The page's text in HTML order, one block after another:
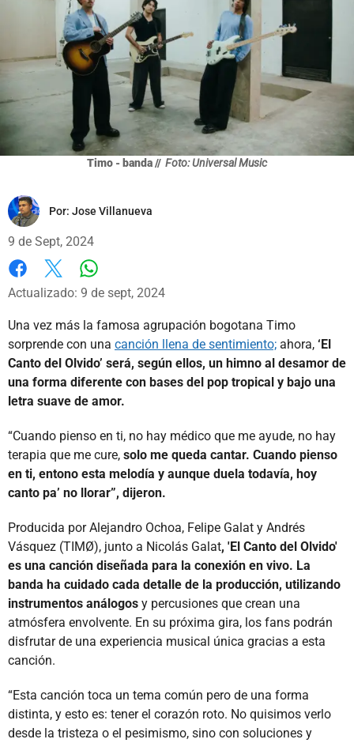
Timo - banda // Foto: Universal Music
Por: Jose Villanueva
9 de Sept, 2024
Facebook
X
Actualizado: 9 de sept, 2024
Una vez más la famosa agrupación bogotana Timo
sorprende con una canción llena de sentimiento; ahora, ‘El
Canto del Olvido’ será, según ellos, un himno al desamor de
una forma diferente con bases del pop tropical y bajo una
letra suave de amor.
“Cuando pienso en ti, no hay médico que me ayude, no hay
terapia que me cure, solo me queda cantar. Cuando pienso
en ti, entono esta melodía y aunque duela todavía, hoy
canto pa’ no llorar”, dijeron.
Producida por Alejandro Ochoa, Felipe Galat y Andrés
Vásquez (TIMØ), junto a Nicolás Galat, 'El Canto del Olvido'
es una canción diseñada para la conexión en vivo. La
banda ha cuidado cada detalle de la producción, utilizando
instrumentos análogos y percusiones que crean una
atmósfera envolvente. En su próxima gira, los fans podrán
disfrutar de una experiencia musical única gracias a esta
canción.
“Esta canción toca un tema común pero de una forma
distinta, y esto es: tener el corazón roto. No quisimos verlo
desde la tristeza o el pesimismo, sino con soluciones y